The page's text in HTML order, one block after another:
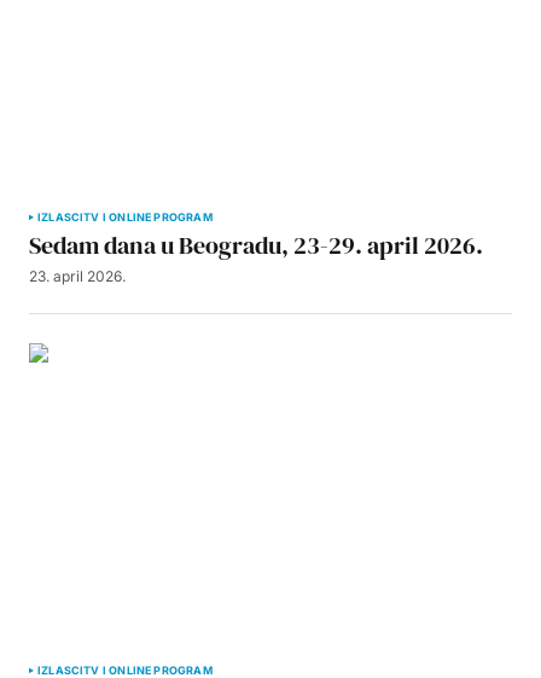
IZLASCITV I ONLINE PROGRAM
Sedam dana u Beogradu, 23-29. april 2026.
23. april 2026.
IZLASCITV I ONLINE PROGRAM